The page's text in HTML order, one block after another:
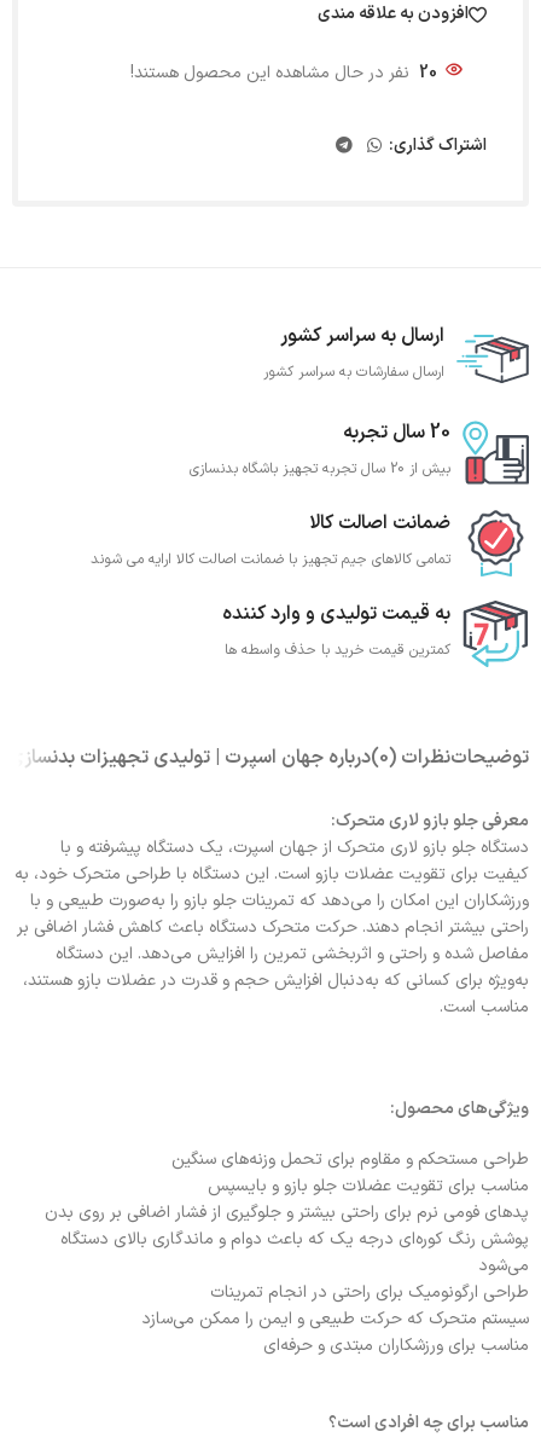
افزودن به علاقه مندی
20 نفر در حال مشاهده این محصول هستند!
اشتراک گذاری:
ارسال به سراسر کشور
ارسال سفارشات به سراسر کشور
20 سال تجربه
بیش از 20 سال تجربه تجهیز باشگاه بدنسازی
ضمانت اصالت کالا
تمامی کالاهای جیم تجهیز با ضمانت اصالت کالا ارایه می شوند
به قیمت تولیدی و وارد کننده
کمترین قیمت خرید با حذف واسطه ها
توضیحاتنظرات (0) درباره جهان اسپرت | تولیدی تجهیزات بدنسازی
معرفی جلو بازو لاری متحرک:
دستگاه جلو بازو لاری متحرک از جهان اسپرت، یک دستگاه پیشرفته و با
کیفیت برای تقویت عضلات بازو است. این دستگاه با طراحی متحرک خود، به
ورزشکاران این امکان را می‌دهد که تمرینات جلو بازو را به‌صورت طبیعی و با
راحتی بیشتر انجام دهند. حرکت متحرک دستگاه باعث کاهش فشار اضافی بر
مفاصل شده و راحتی و اثربخشی تمرین را افزایش می‌دهد. این دستگاه
به‌ویژه برای کسانی که به‌دنبال افزایش حجم و قدرت در عضلات بازو هستند،
مناسب است.
ویژگی‌های محصول:
طراحی مستحکم و مقاوم برای تحمل وزنه‌های سنگین
مناسب برای تقویت عضلات جلو بازو و بایسپس
پدهای فومی نرم برای راحتی بیشتر و جلوگیری از فشار اضافی بر روی بدن
پوشش رنگ کوره‌ای درجه یک که باعث دوام و ماندگاری بالای دستگاه
می‌شود
طراحی ارگونومیک برای راحتی در انجام تمرینات
سیستم متحرک که حرکت طبیعی و ایمن را ممکن می‌سازد
مناسب برای ورزشکاران مبتدی و حرفه‌ای
مناسب برای چه افرادی است؟